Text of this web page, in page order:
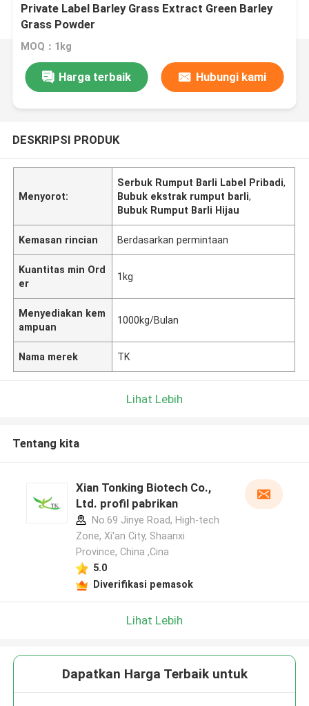
Private Label Barley Grass Extract Green Barley
Grass Powder
MOQ：1kg
Harga terbaik Hubungi kami
DESKRIPSI PRODUK
Menyorot:
Serbuk Rumput Barli Label Pribadi,
Bubuk ekstrak rumput barli,
Bubuk Rumput Barli Hijau
Kemasan rincian Berdasarkan permintaan
Kuantitas min Ord
er
1kg
Menyediakan kem
ampuan
1000kg/Bulan
Nama merek TK
Lihat Lebih
Tentang kita
Xian Tonking Biotech Co.,
Ltd. profil pabrikan
No.69 Jinye Road, High-tech
Zone, Xi'an City, Shaanxi
Province, China ,Cina
5.0
Diverifikasi pemasok
Lihat Lebih
Dapatkan Harga Terbaik untuk